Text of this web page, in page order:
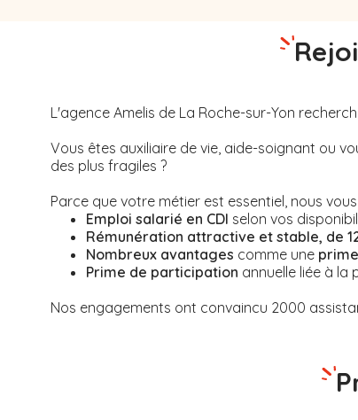
L'agence Amelis de La Roche-sur-Yon
Vous êtes auxiliaire de vie, aide-soignant ou
des plus fragiles ?
Parce que votre métier est essentiel, nous
Emploi salarié en CDI selon vos
Rémunération attractive et stable, de
Nombreux avantages comme une prime
Prime de participation annuelle liée à la
Nos engagements ont convaincu 2000